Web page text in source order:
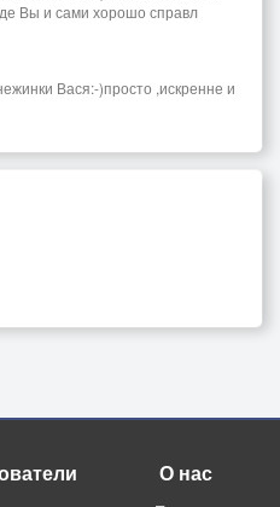
Вы и сами хорошо справл
Вася:-)просто ,искренне и
О нас